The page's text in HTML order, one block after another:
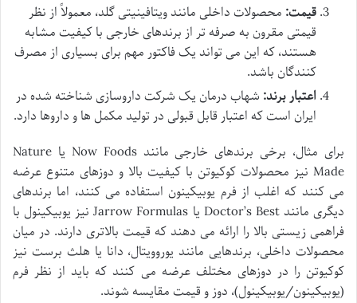
قیمت: محصولات داخلی مانند ویتافینیتی گلد، معمولاً از نظر
قیمتی مقرون به صرفه تر از برندهای خارجی با کیفیت مشابه
هستند، که این می تواند یک فاکتور مهم برای بسیاری از مصرف
کنندگان باشد.
اعتبار برند: شهاب درمان یک شرکت داروسازی شناخته شده در
ایران است که اعتبار قابل قبولی در تولید مکمل ها و داروها دارد.
برای مثال، برخی برندهای خارجی مانند Now Foods یا Nature
Made نیز محصولات کوکیوتن با کیفیت بالا و دوزهای متنوع عرضه
می کنند که اغلب از فرم یوبیکینون استفاده می کنند، اما برندهای
دیگری مانند Doctor’s Best یا Jarrow Formulas نیز یوبیکینول با
فراهمی زیستی بالا را ارائه می دهند که قیمت بالاتری دارند. در میان
محصولات داخلی، برندهایی مانند یوروویتال، دانا یا هلث برست نیز
کوکیوتن را در دوزهای مختلف عرضه می کنند که باید از نظر فرم
(یوبیکینون/یوبیکینول)، دوز و قیمت مقایسه شوند.